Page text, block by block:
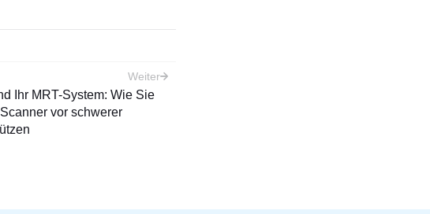
Weiter
Ihr MRT-System: Wie Sie
vor schwerer